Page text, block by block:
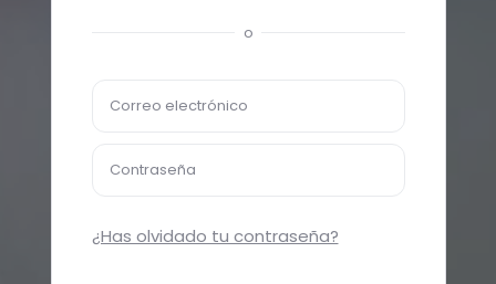
o
Correo electrónico
Contraseña
¿Has olvidado tu contraseña?